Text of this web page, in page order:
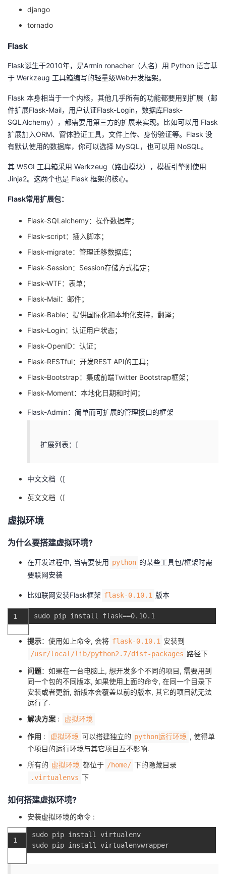
django
tornado
Flask
Flask诞生于2010年，是Armin ronacher（人名）用 Python 语言基
于 Werkzeug 工具箱编写的轻量级Web开发框架。
Flask 本身相当于一个内核，其他几乎所有的功能都要用到扩展（邮
件扩展Flask-Mail，用户认证Flask-Login，数据库Flask-
SQLAlchemy），都需要用第三方的扩展来实现。比如可以用 Flask
扩展加入ORM、窗体验证工具，文件上传、身份验证等。Flask 没
有默认使用的数据库，你可以选择 MySQL，也可以用 NoSQL。
其 WSGI 工具箱采用 Werkzeug（路由模块），模板引擎则使用
Jinja2。这两个也是 Flask 框架的核心。
Flask常用扩展包：
Flask-SQLalchemy：操作数据库；
Flask-script：插入脚本；
Flask-migrate：管理迁移数据库；
Flask-Session：Session存储方式指定；
Flask-WTF：表单；
Flask-Mail：邮件；
Flask-Bable：提供国际化和本地化支持，翻译；
Flask-Login：认证用户状态；
Flask-OpenID：认证；
Flask-RESTful：开发REST API的工具；
Flask-Bootstrap：集成前端Twitter Bootstrap框架；
Flask-Moment：本地化日期和时间；
Flask-Admin：简单而可扩展的管理接口的框架
扩展列表：[
中文文档（[
英文文档（[
虚拟环境
为什么要搭建虚拟环境?
在开发过程中, 当需要使用 python 的某些工具包/框架时需
要联网安装
比如联网安装Flask框架 flask-0.10.1 版本
1 sudo pip install flask==0.10.1
提示：使用如上命令, 会将 flask-0.10.1 安装到
/usr/local/lib/python2.7/dist-packages 路径下
问题：如果在一台电脑上, 想开发多个不同的项目, 需要用到
同一个包的不同版本, 如果使用上面的命令, 在同一个目录下
安装或者更新, 新版本会覆盖以前的版本, 其它的项目就无法
运行了.
解决方案 : 虚拟环境
作用 : 虚拟环境 可以搭建独立的 python运行环境 , 使得单
个项目的运行环境与其它项目互不影响.
所有的 虚拟环境 都位于 /home/ 下的隐藏目录
.virtualenvs 下
如何搭建虚拟环境?
安装虚拟环境的命令 :
1
sudo pip install
virtualenv
sudo pip install virtualenvwrapper